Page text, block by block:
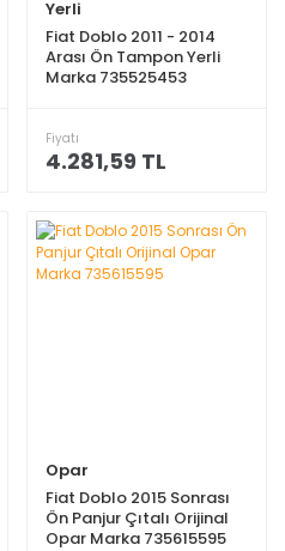
Yerli
Fiat Doblo 2011 - 2014
Arası Ön Tampon Yerli
Marka 735525453
Fiyatı
4.281,59 TL
Opar
Fiat Doblo 2015 Sonrası
Ön Panjur Çıtalı Orijinal
Opar Marka 735615595